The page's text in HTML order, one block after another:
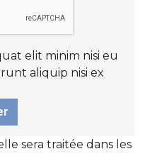
elit minim nisi eu
aliquip nisi ex
sera traitée dans les